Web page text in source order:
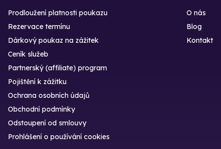
Prodloužení platnosti poukazu
Rezervace termínu
Dárkový poukaz na zážitek
O nás
Blog
Kontakt
Ceník služeb
Partnerský (affiliate) program
Pojištění k zážitku
Ochrana osobních údajů
Obchodní podmínky
Odstoupení od smlouvy
Prohlášení o používání cookies